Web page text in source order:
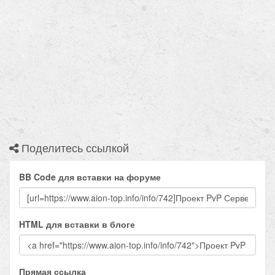
Поделитесь ссылкой
BB Code для вставки на форуме
HTML для вставки в блоге
Прямая ссылка